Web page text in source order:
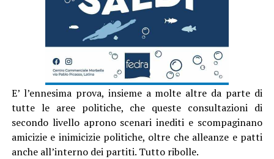
E’ l’ennesima prova, insieme a molte altre da parte di
tutte le aree politiche, che queste consultazioni di
secondo livello aprono scenari inediti e scompaginano
amicizie e inimicizie politiche, oltre che alleanze e patti
anche all’interno dei partiti. Tutto ribolle.